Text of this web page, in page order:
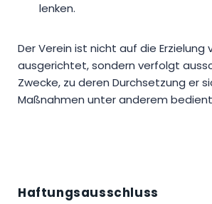
lenken.
Der Verein ist nicht auf die Erzielung
ausgerichtet, sondern verfolgt
Zwecke, zu deren Durchsetzung er
Maßnahmen unter anderem
Haftungsausschluss